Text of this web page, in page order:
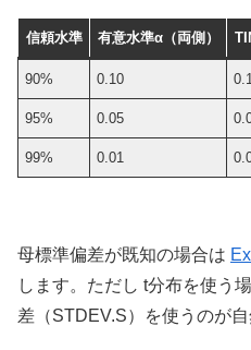
信頼水準 有意水準α（両側）
90% 0.10
95% 0.05
99% 0.01
母標準偏差が既知の場合は
します。ただし t分布を使う
差（STDEV.S）を使うのが自